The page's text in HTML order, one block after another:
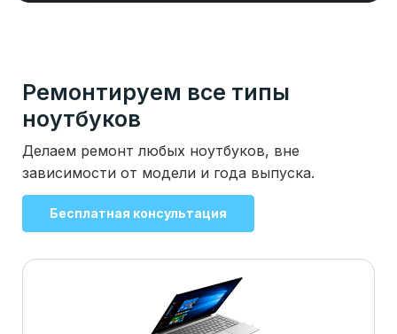
Ремонтируем все типы
ноутбуков
Делаем ремонт любых ноутбуков, вне
зависимости от модели и года выпуска.
Бесплатная консультация